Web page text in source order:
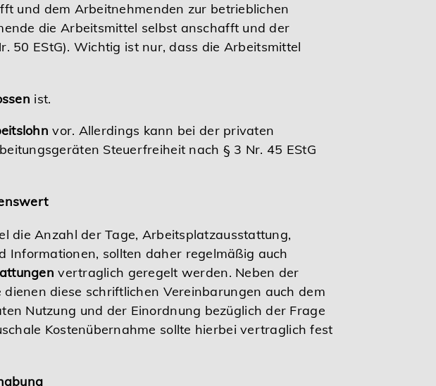
und dem Arbeitnehmenden zur betrieblichen
die Arbeitsmittel selbst anschafft und der
50 EStG). Wichtig ist nur, dass die Arbeitsmittel
ist.
vor. Allerdings kann bei der privaten
Steuerfreiheit nach § 3 Nr. 45 EStG
die Anzahl der Tage, Arbeitsplatzausstattung,
Informationen, sollten daher regelmäßig auch
vertraglich geregelt werden. Neben der
diese schriftlichen Vereinbarungen auch dem
Nutzung und der Einordnung bezüglich der Frage
Kostenübernahme sollte hierbei vertraglich fest